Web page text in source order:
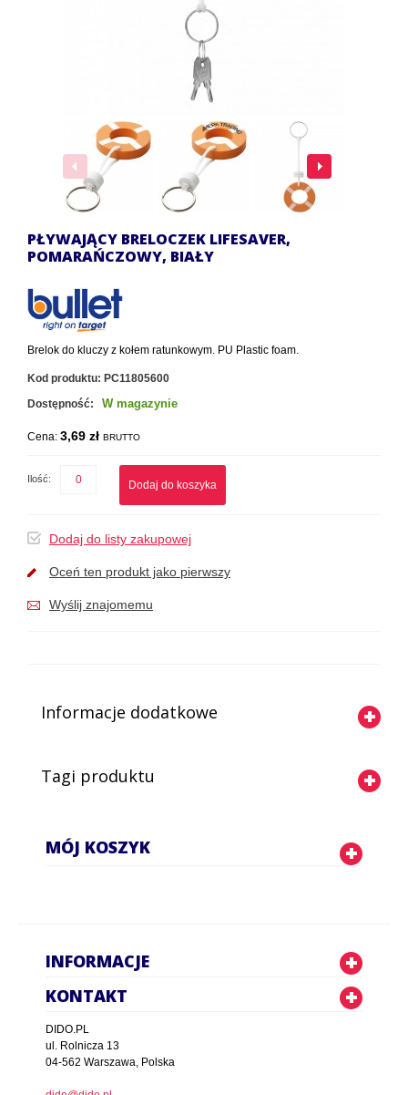
PŁYWAJĄCY BRELOCZEK LIFESAVER,
POMARAŃCZOWY, BIAŁY
Brelok do kluczy z kołem ratunkowym. PU Plastic foam.
Kod produktu: PC11805600
Dostępność:
W magazynie
Cena: 3,69 zł BRUTTO
Ilość: Dodaj do koszyka
Dodaj do listy zakupowej
Oceń ten produkt jako pierwszy
Wyślij znajomemu
Informacje dodatkowe
Tagi produktu
MÓJ KOSZYK
INFORMACJE
KONTAKT
DIDO.PL
ul. Rolnicza 13
04-562 Warszawa, Polska